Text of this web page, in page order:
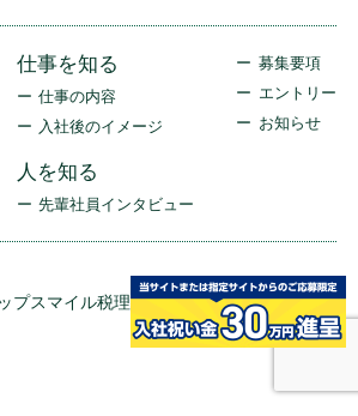
仕事を知る
仕事の内容
入社後のイメージ
人を知る
先輩社員インタビュー
募集要項
エントリー
お知らせ
プスマイル税理士法人 All Rights Reserved.